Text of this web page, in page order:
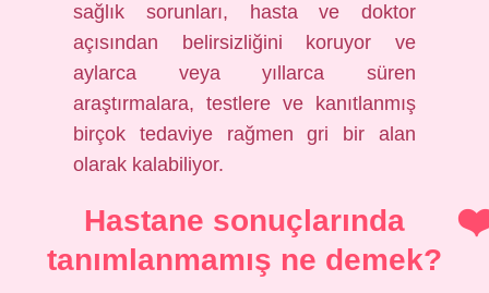
sağlık sorunları, hasta ve doktor
açısından belirsizliğini koruyor ve
aylarca veya yıllarca süren
araştırmalara, testlere ve kanıtlanmış
birçok tedaviye rağmen gri bir alan
olarak kalabiliyor.
Hastane sonuçlarında
tanımlanmamış ne demek?